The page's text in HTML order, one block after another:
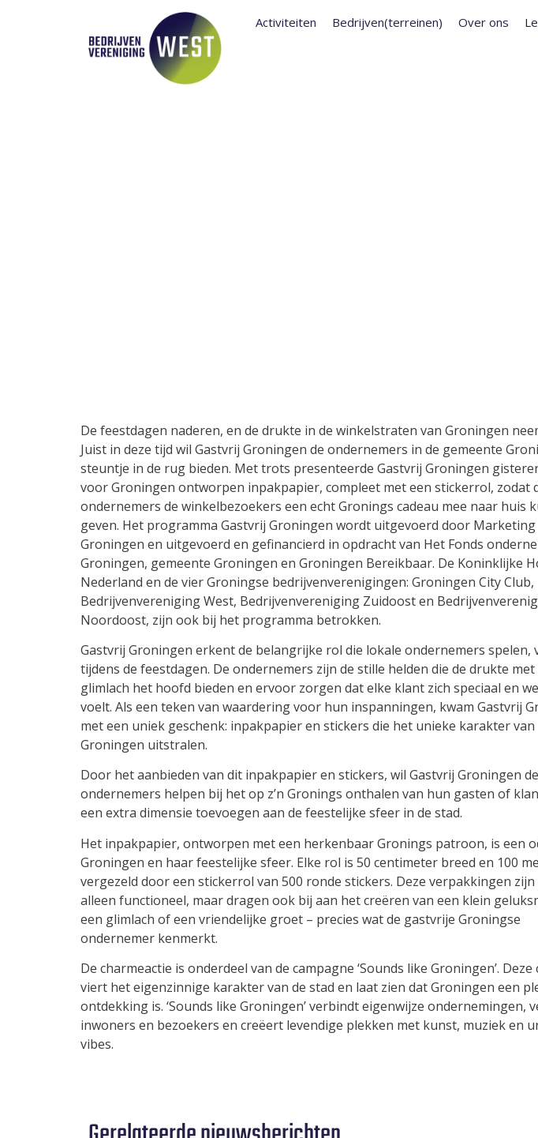
Activiteiten Bedrijven(terreinen) Over ons
GRONINGS
De feestdagen naderen, en de drukte in de winkelstraten van Groningen
Juist in deze tijd wil Gastvrij Groningen de ondernemers in de gemeente
steuntje in de rug bieden. Met trots presenteerde Gastvrij Groningen
voor Groningen ontworpen inpakpapier, compleet met een stickerrol, zodat
ondernemers de winkelbezoekers een echt Gronings cadeau mee naar huis
geven. Het programma Gastvrij Groningen wordt uitgevoerd door Marketing
Groningen en uitgevoerd en gefinancierd in opdracht van Het Fonds
Groningen, gemeente Groningen en Groningen Bereikbaar. De Koninklijke
Nederland en de vier Groningse bedrijvenverenigingen: Groningen City Club,
Bedrijvenvereniging West, Bedrijvenvereniging Zuidoost en
Noordoost, zijn ook bij het programma betrokken.
Gastvrij Groningen erkent de belangrijke rol die lokale ondernemers spelen,
tijdens de feestdagen. De ondernemers zijn de stille helden die de drukte met
glimlach het hoofd bieden en ervoor zorgen dat elke klant zich speciaal en
voelt. Als een teken van waardering voor hun inspanningen, kwam Gastvrij
met een uniek geschenk: inpakpapier en stickers die het unieke karakter van
Groningen uitstralen.
Door het aanbieden van dit inpakpapier en stickers, wil Gastvrij Groningen de
ondernemers helpen bij het op z’n Gronings onthalen van hun gasten of
een extra dimensie toevoegen aan de feestelijke sfeer in de stad.
Het inpakpapier, ontworpen met een herkenbaar Gronings patroon, is een
Groningen en haar feestelijke sfeer. Elke rol is 50 centimeter breed en 100
vergezeld door een stickerrol van 500 ronde stickers. Deze verpakkingen
alleen functioneel, maar dragen ook bij aan het creëren van een klein
een glimlach of een vriendelijke groet – precies wat de gastvrije Groningse
ondernemer kenmerkt.
De charmeactie is onderdeel van de campagne ‘Sounds like Groningen’. Deze
viert het eigenzinnige karakter van de stad en laat zien dat Groningen een
ontdekking is. ‘Sounds like Groningen’ verbindt eigenwijze ondernemingen,
inwoners en bezoekers en creëert levendige plekken met kunst, muziek en
vibes.